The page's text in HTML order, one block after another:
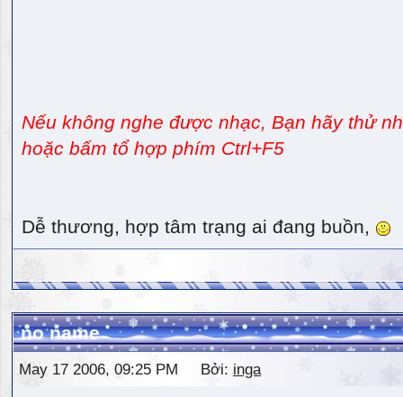
Nếu không nghe được nhạc, Bạn hãy thử
hoặc bấm tổ hợp phím Ctrl+F5
Dễ thương, hợp tâm trạng ai đang buồn,
no name
May 17 2006, 09:25 PM Bởi: inga